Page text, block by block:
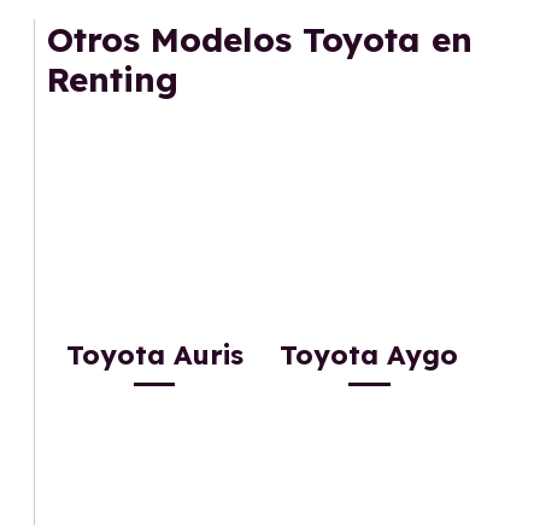
Otros Modelos Toyota en
Renting
Toyota Auris Toyota Aygo